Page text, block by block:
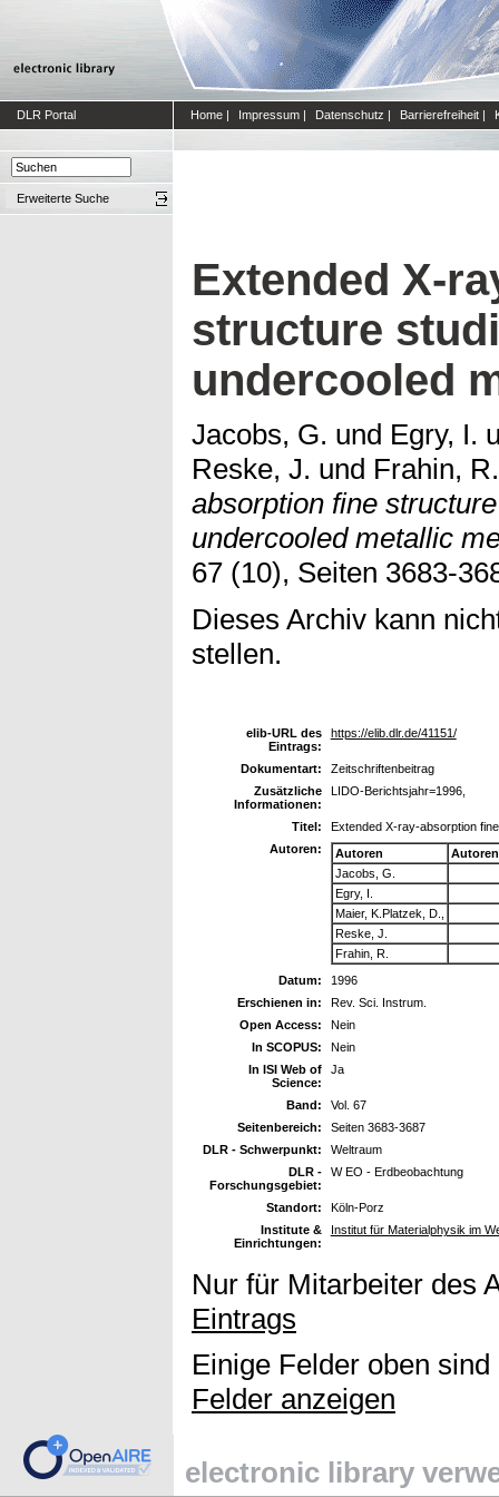
DLR Portal Home | Impressum | Datenschutz | Barrierefreiheit |
Erweiterte Suche
Extended X-
structure
undercooled
Jacobs, G. und Egry, I.
Reske, J. und Frahin, R.
absorption fine
undercooled metallic
67 (10), Seiten 3683-
Dieses Archiv kann
stellen.
elib-URL des
Eintrags:
https://elib.dlr.de/41151/
Dokumentart:
Zeitschriftenbeitrag
Zusätzliche
Informationen:
LIDO-Berichtsjahr=1996,
Titel:
Extended X-ray-absorption
Autoren:
Autoren
Jacobs, G.
Egry, I.
Maier, K.Platzek, D.,
Reske, J.
Frahin, R.
Datum:
1996
Erschienen in:
Rev. Sci. Instrum.
Open Access:
Nein
In SCOPUS:
Nein
In ISI Web of
Science:
Ja
Band:
Vol. 67
Seitenbereich:
Seiten 3683-3687
DLR - Schwerpunkt:
Weltraum
DLR -
Forschungsgebiet:
W EO - Erdbeobachtung
Standort:
Köln-Porz
Institute &
Einrichtungen:
Institut für Materialphysik im
Nur für Mitarbeiter des
Eintrags
Einige Felder oben
Felder anzeigen
electronic library